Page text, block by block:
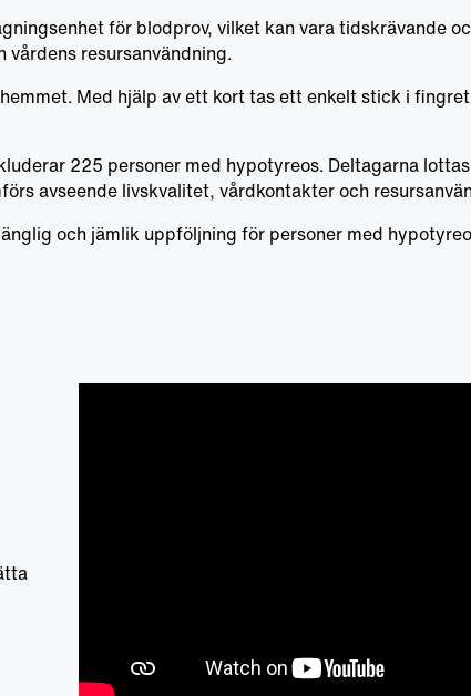
för blodprov, vilket kan vara tidskrävande
resursanvändning.
Med hjälp av ett kort tas ett enkelt stick i
225 personer med hypotyreos. Deltagarna
avseende livskvalitet, vårdkontakter och
och jämlik uppföljning för personer med